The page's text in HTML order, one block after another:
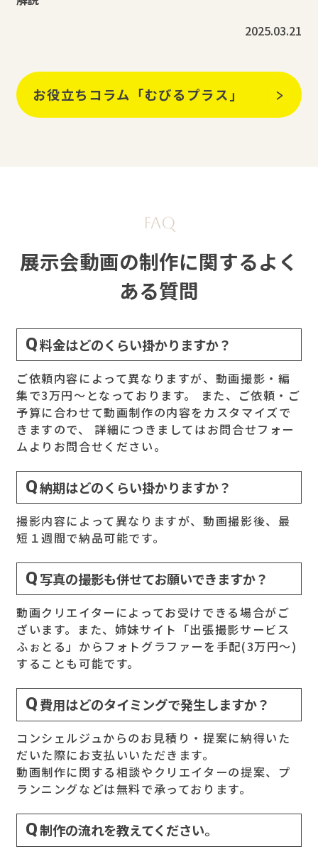
2025.03.21
お役立ちコラム「むびるプラス」
展示会動画の制作に関するよく
ある質問
料金はどのくらい掛かりますか？
ご依頼内容によって異なりますが、動画撮影・編
集で3万円～となっております。 また、ご依頼・ご
予算に合わせて動画制作の内容をカスタマイズで
きますので、 詳細につきましてはお問合せフォー
ムよりお問合せください。
納期はどのくらい掛かりますか？
撮影内容によって異なりますが、動画撮影後、最
短１週間で納品可能です。
写真の撮影も併せてお願いできますか？
動画クリエイターによってお受けできる場合がご
ざいます。また、姉妹サイト「出張撮影サービス
ふぉとる」からフォトグラファーを手配(3万円～)
することも可能です。
費用はどのタイミングで発生しますか？
コンシェルジュからのお見積り・提案に納得いた
だいた際にお支払いいただきます。
動画制作に関する相談やクリエイターの提案、プ
ランニングなどは無料で承っております。
制作の流れを教えてください。